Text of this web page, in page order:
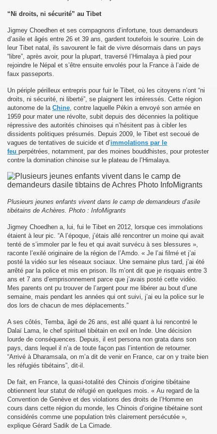
“Ni droits, ni sécurité” au Tibet
Jigmey Choedhen et ses compagnons d’infortune, tous demandeurs
d’asile et âgés entre 26 et 39 ans, gardent toutefois le sourire. Loin de
leur Tibet natal, ils savourent le fait de vivre désormais dans un pays
“libre”, après avoir, pour la plupart, traversé l’Himalaya à pied pour
rejoindre le Népal et s’être ensuite envolés pour la France à l’aide de
faux passeports.
Un périple périlleux entrepris pour fuir le Tibet, où les citoyens n’ont “ni
droits, ni sécurité, ni liberté”, se plaignent les intéressés. Cette région
autonome de la Chine , contre laquelle Pékin a envoyé son armée en
1959 pour mater une révolte, subit depuis des décennies la politique
répressive des autorités chinoises qui n’hésitent pas à cibler les
dissidents politiques présumés. Depuis 2009, le Tibet est secoué de
vagues de tentatives de suicide et d’immolations par le
feu perpétrées, notamment, par des moines bouddhistes, pour protester
contre la domination chinoise sur le plateau de l’Himalaya.
Plusieurs jeunes enfants vivent dans le camp de demandeurs d’asile
tibétains de Achères. Photo : InfoMigrants
Jigmey Choedhen a, lui, fui le Tibet en 2012, lorsque ces immolations
étaient à leur pic. “A l’époque, j’étais allé rencontrer un moine qui avait
tenté de s’immoler par le feu et qui avait survécu à ses blessures »,
raconte l’exilé originaire de la région de l’Amdo. « Je l’ai filmé et j’ai
posté la vidéo sur les réseaux sociaux. Une semaine plus tard, j’ai été
arrêté par la police et mis en prison. Ils m’ont dit que je risquais entre 3
ans et 7 ans d’emprisonnement parce que j’avais posté cette vidéo.
Mes parents ont pu trouver de l’argent pour me libérer au bout d’une
semaine, mais pendant les années qui ont suivi, j’ai eu la police sur le
dos lors de chacun de mes déplacements.”
A ses côtés, Temba, âgé de 26 ans, est allé quant à lui rencontré le
Dalaï Lama, le chef spirituel tibétain en exil en Inde. Une décision
lourde de conséquences. Depuis, il est persona non grata dans son
pays, dans lequel il n’a de toute façon pas l’intention de retourner.
“Arrivé à Dharamsala, on m’a dit de venir en France, car on y traite bien
les réfugiés tibétains”, dit-il.
De fait, en France, la quasi-totalité des Chinois d’origine tibétaine
obtiennent leur statut de réfugié en quelques mois. « Au regard de la
Convention de Genève et des violations des droits de l’Homme en
cours dans cette région du monde, les Chinois d’origine tibétaine sont
considérés comme une population très clairement persécutée »,
explique Gérard Sadik de La Cimade.
Drolma avec S.S. Dalaï Lama.
Rinpoché au Népal.